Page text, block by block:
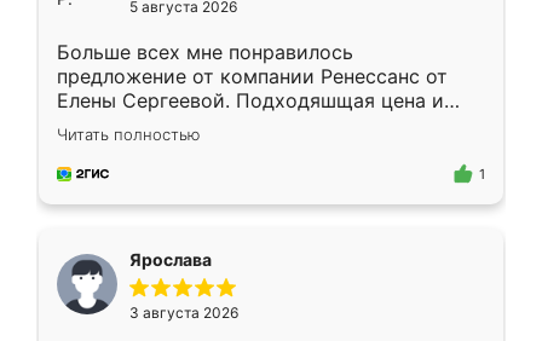
5 августа 2026
Больше всех мне понравилось
предложение от компании Ренессанс от
Елены Сергеевой. Подходяшщая цена и
короткие сроки изготовления. Приехавший
для замера сотрудник Владислав
предложил по моему эскизу самый
Читать полностью
1
Ярослава
3 августа 2026